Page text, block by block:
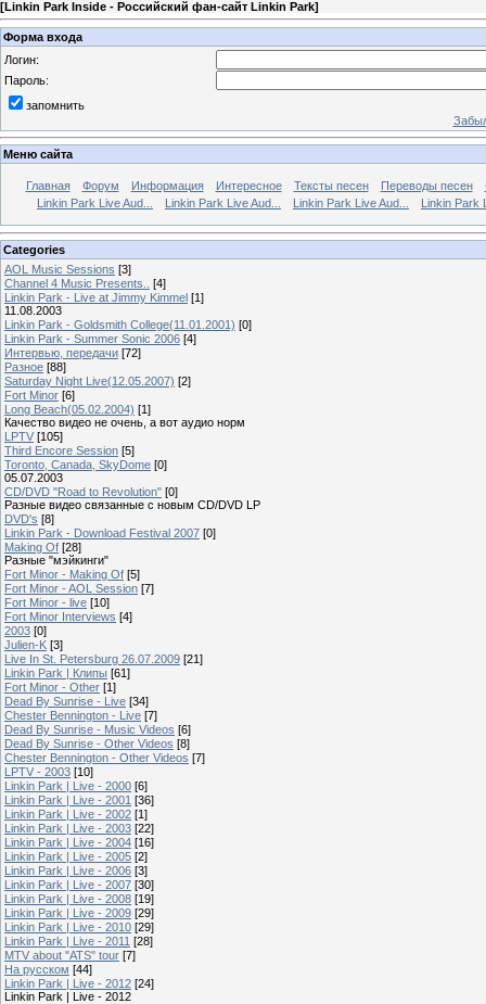
[Linkin Park Inside - Российский фан-сайт Linkin Park]
Форма входа
Логин:
Пароль:
запомнить
Меню сайта
Главная Форум Информация Интересное Тексты песен Переводы песен
Linkin Park Live Aud...
Linkin Park Live Aud... Linkin Park Live Aud... Linkin Park
Categories
AOL Music Sessions [3]
Channel 4 Music Presents..
[4]
Linkin Park - Live at Jimmy Kimmel [1]
11.08.2003
Linkin Park - Goldsmith College(11.01.2001) [0]
Linkin Park - Summer Sonic 2006 [4]
Интервью, передачи [72]
Разное [88]
Saturday Night Live(12.05.2007) [2]
Fort Minor [6]
Long Beach(05.02.2004) [1]
Качество видео не очень, а вот аудио норм
LPTV [105]
Third Encore Session [5]
Toronto, Canada, SkyDome [0]
05.07.2003
CD/DVD "Road to Revolution" [0]
Разные видео связанные с новым CD/DVD LP
DVD's [8]
Linkin Park - Download Festival 2007 [0]
Making Of [28]
Разные "мэйкинги"
Fort Minor - Making Of [5]
Fort Minor - AOL Session [7]
Fort Minor - live [10]
Fort Minor Interviews [4]
2003 [0]
Julien-K [3]
Live In St. Petersburg 26.07.2009 [21]
Linkin Park | Клипы [61]
Fort Minor - Other [1]
Dead By Sunrise - Live [34]
Chester Bennington - Live [7]
Dead By Sunrise - Music Videos [6]
Dead By Sunrise - Other Videos [8]
Chester Bennington - Other Videos [7]
LPTV - 2003 [10]
Linkin Park | Live - 2000 [6]
Linkin Park | Live - 2001 [36]
Linkin Park | Live - 2002 [1]
Linkin Park | Live - 2003 [22]
Linkin Park | Live - 2004 [16]
Linkin Park | Live - 2005 [2]
Linkin Park | Live - 2006 [3]
Linkin Park | Live - 2007 [30]
Linkin Park | Live - 2008 [19]
Linkin Park | Live - 2009 [29]
Linkin Park | Live - 2010 [29]
Linkin Park | Live - 2011 [28]
MTV about "ATS" tour [7]
На русском [44]
Linkin Park | Live - 2012 [24]
Linkin Park | Live - 2012